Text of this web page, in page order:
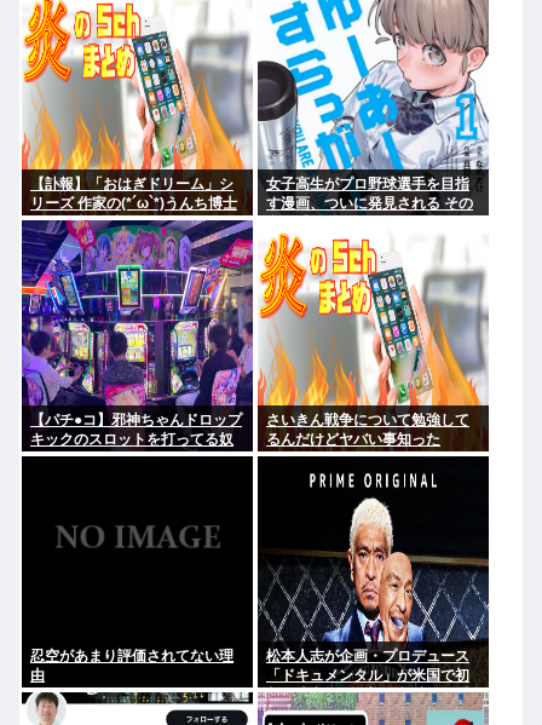
【訃報】「おはぎドリーム」シ
リーズ 作家の(*´ω`*)うんち博士
さん死去 64歳
女子高生がプロ野球選手を目指
す漫画、ついに発見される その
【パチ●コ】邪神ちゃんドロップ
キックのスロットを打ってる奴
がヤバすぎてワロタ
さいきん戦争について勉強して
るんだけどヤバい事知った
忍空があまり評価されてない理
由
松本人志が企画・プロデュース
「ドキュメンタル」が米国で初
制作決定 シンプルな設定に国境
超えた支持